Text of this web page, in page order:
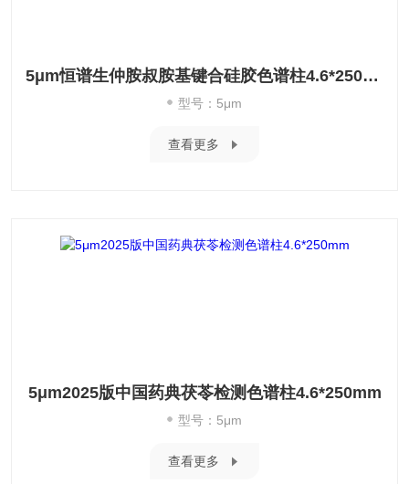
5μm恒谱生仲胺叔胺基键合硅胶色谱柱4.6*250mm
型号：5μm
查看更多
5μm2025版中国药典茯苓检测色谱柱4.6*250mm
型号：5μm
查看更多